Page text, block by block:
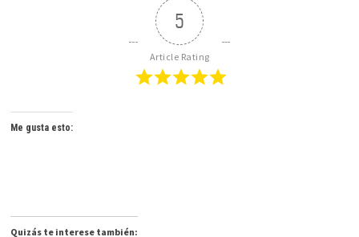
5
Article Rating
Me gusta esto:
Quizás te interese también: